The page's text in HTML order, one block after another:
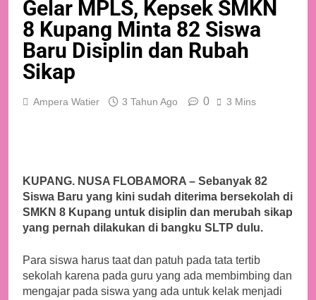
Gelar MPLS, Kepsek SMKN
8 Kupang Minta 82 Siswa
Baru Disiplin dan Rubah
Sikap
Ampera Watier 3 Tahun Ago 0 3 Mins
KUPANG. NUSA FLOBAMORA – Sebanyak 82
Siswa Baru yang kini sudah diterima bersekolah di
SMKN 8 Kupang untuk disiplin dan merubah sikap
yang pernah dilakukan di bangku SLTP dulu.
Para siswa harus taat dan patuh pada tata tertib
sekolah karena pada guru yang ada membimbing dan
mengajar pada siswa yang ada untuk kelak menjadi